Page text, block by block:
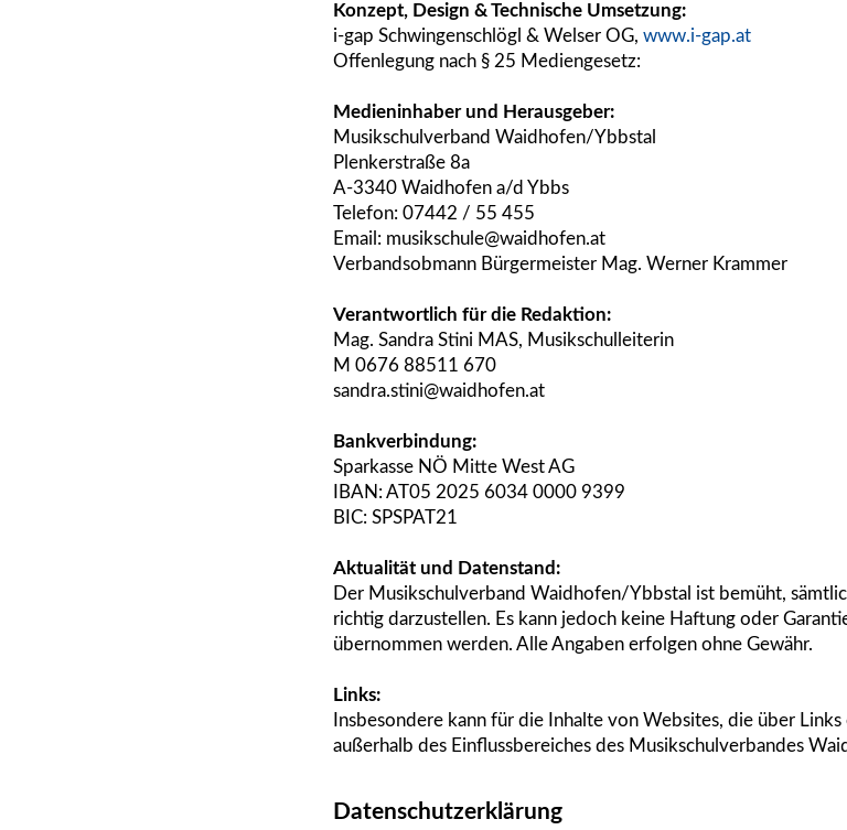
Konzept, Design & Technische Umsetzung:
i-gap Schwingenschlögl & Welser OG, www.i-gap.at
Offenlegung nach § 25 Mediengesetz:
Medieninhaber und Herausgeber:
Musikschulverband Waidhofen/Ybbstal
Plenkerstraße 8a
A-3340 Waidhofen a/d Ybbs
Telefon: 07442 / 55 455
Email: musikschule@waidhofen.at
Verbandsobmann Bürgermeister Mag. Werner Krammer
Verantwortlich für die Redaktion:
Mag. Sandra Stini MAS, Musikschulleiterin
M 0676 88511 670
sandra.stini@waidhofen.at
Bankverbindung:
Sparkasse NÖ Mitte West AG
IBAN: AT05 2025 6034 0000 9399
BIC: SPSPAT21
Aktualität und Datenstand:
Der Musikschulverband Waidhofen/Ybbstal ist bemüht,
richtig darzustellen. Es kann jedoch keine Haftung oder
übernommen werden. Alle Angaben erfolgen ohne Gewähr.
Links:
Insbesondere kann für die Inhalte von Websites, die über
außerhalb des Einflussbereiches des Musikschulverbandes
Datenschutzerklärung